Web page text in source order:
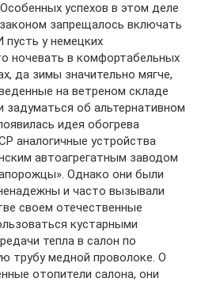
успехов в этом деле
запрещалось включать
пусть у немецких
ночевать в комфортабельных
да зимы значительно мягче,
на ветреном складе
задуматься об альтернативном
идея обогрева
аналогичные устройства
автоагрегатным заводом
Однако они были
и часто вызывали
своем отечественные
кустарными
тепла в салон по
трубу медной проволоке. О
отопители салона, они